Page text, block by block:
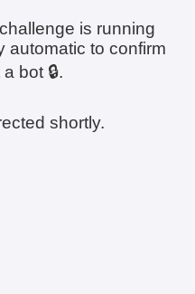
is running
automatic to confirm
bot 🔒.
shortly.